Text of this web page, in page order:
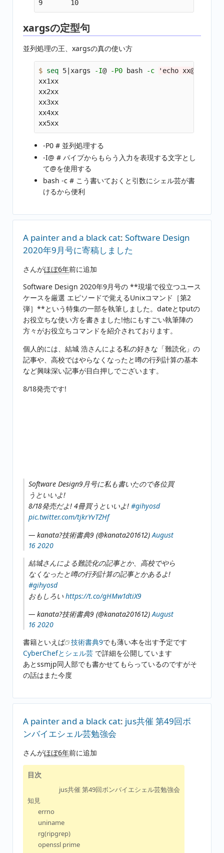
xargsの定型句
並列処理の王、xargsの真の使い方
$ seq 5|xargs -I@ -P0 bash -c
'echo xx@xx'
xx1xx
xx2xx
xx3xx
xx4xx
-P0 # 並列処理する
-I@ # パイプからもらう入力を表現する文字とし
て@を使用する
bash -c # こう書いておくと引数にシェル芸が書
けるから便利
A painter and a black cat: Software Design
2020年9月号に寄稿しました
さんがほぼ6年前に追加
Software Design 2020年9月号の **現場で役立つユース
ケースを厳選 エピソードで覚えるUnixコマンド［第2
弾］**という特集の一部を執筆しました。dateとtputの
お役立ちな使い方を書きました!他にもすごい執筆陣の
方々がお役立ちコマンドを紹介されております。
個人的には、結城 浩さんによる私の好きな「難読化」の
記事や、高校ではやらなくなったと噂の行列計算の基本
など興味深い記事が目白押しでございます。
8/18発売です!
Software Design9月号に私も書いたので各位買
うといいよ!
8/18発売だよ! 4冊買うといいよ!#gihyosd
pic.twitter.com/tjkrYvTZHf
— kanata?技術書典9 (@kanata201612)August
16 2020
結城さんによる難読化の記事とか、高校でやら
なくなったと噂の行列計算の記事とかあるよ!
#gihyosd
おもしろいhttps://t.co/gHMw1dtiX9
— kanata?技術書典9 (@kanata201612)August
16 2020
書籍といえば
技術書典9でも薄い本を出す予定です
CyberChefとシェル芸 で詳細を公開しています
あとssmjp同人部でも書かせてもらっているのですがそ
の話はまた今度
A painter and a black cat: jus共催 第49回ボ
ンバイエシェル芸勉強会
さんがほぼ6年前に追加
目次
jus共催 第49回ボンバイエシェル芸勉強会
知見
errno
uniname
rg(ripgrep)
openssl prime